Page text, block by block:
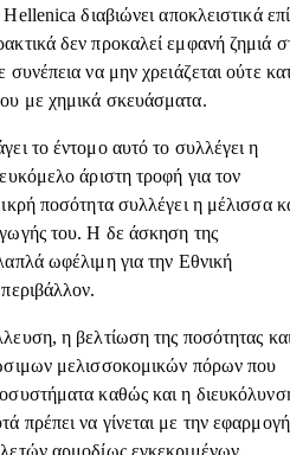
διαβιώνει αποκλειστικά επί
δεν προκαλεί εμφανή ζημιά
να μην χρειάζεται ούτε
με χημικά σκευάσματα.
το έντομο αυτό το συλλέγει η
άριστη τροφή για τον
ποσότητα συλλέγει η μέλισσα
του. Η δε άσκηση της
ωφέλιμη για την Εθνική
η βελτίωση της ποσότητας
μελισσοκομικών πόρων που
καθώς και η
πρέπει να γίνεται με την εφαρμογή
αρμοδίως εγκεκριμένων.